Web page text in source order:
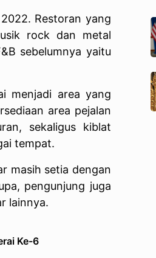
Restoran yang
rock dan metal
sebelumnya yaitu
menjadi area yang
area pejalan
sekaligus kiblat
tempat.
masih setia dengan
pengunjung juga
lainnya.
Ke-6